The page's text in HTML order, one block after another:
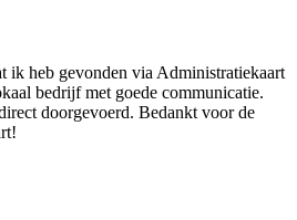
ik heb gevonden via Administratiekaart
bedrijf met goede communicatie.
doorgevoerd. Bedankt voor de